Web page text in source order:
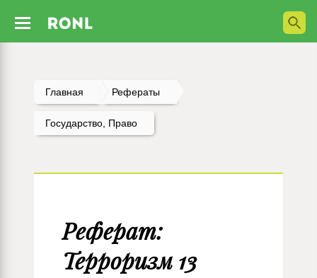
Главная Рефераты
Государство, Право
Реферат:
Терроризм 13